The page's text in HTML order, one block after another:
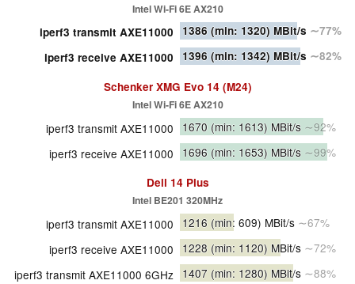
Intel Wi-Fi 6E AX210
iperf3 transmit AXE11000 1386 (min: 1320) MBit/s ∼77%
iperf3 receive AXE11000
1396 (min: 1342) MBit/s ∼82%
Schenker XMG Evo 14 (M24)
Intel Wi-Fi 6E AX210
iperf3 transmit AXE11000 1670 (min: 1613) MBit/s ∼92%
iperf3 receive AXE11000
1696 (min: 1653) MBit/s ∼99%
Dell 14 Plus
Intel BE201 320MHz
iperf3 transmit AXE11000 1216 (min: 609) MBit/s ∼67%
iperf3 receive AXE11000
1228 (min: 1120) MBit/s ∼72%
iperf3 transmit AXE11000 6GHz 1407 (min: 1280) MBit/s ∼88%